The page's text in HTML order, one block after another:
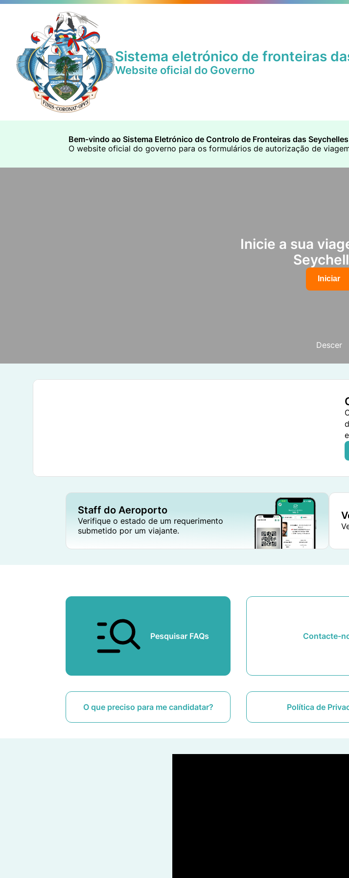
Sistema eletrónico de fronteiras
Website oficial do Governo
Bem-vindo ao Sistema Eletrónico de Controlo de Fronteiras das Seychelles
O website oficial do governo para os formulários de autorização de
Inicie a sua
Iniciar
Descer
Staff do Aeroporto
Verifique o estado de um requerimento
submetido por um viajante.
Pesquisar FAQs Contacte-
O que preciso para me candidatar? Política de